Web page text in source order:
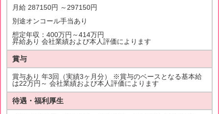
月給 287150円 ～297150円
別途オンコール手当あり
想定年収：400万円～414万円
昇給あり 会社業績および本人評価によります
賞与
賞与あり 年3回（実績3ヶ月分） ※賞与のベースとなる基本給
は22万円～ 会社業績および本人評価によります
待遇・福利厚生